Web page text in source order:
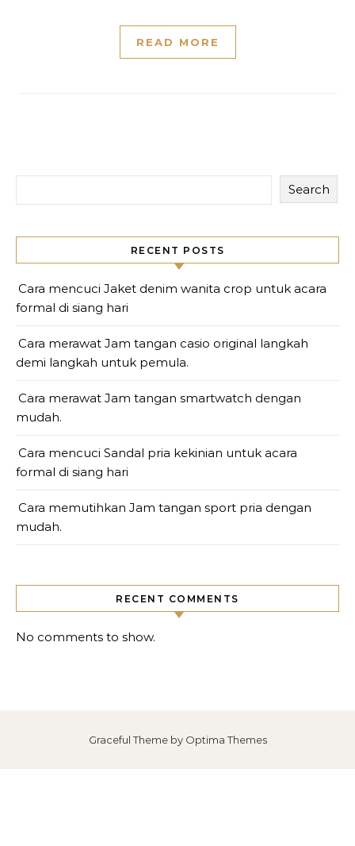
READ MORE
Search
RECENT POSTS
Cara mencuci Jaket denim wanita crop untuk acara
formal di siang hari
Cara merawat Jam tangan casio original langkah
demi langkah untuk pemula.
Cara merawat Jam tangan smartwatch dengan
mudah.
Cara mencuci Sandal pria kekinian untuk acara
formal di siang hari
Cara memutihkan Jam tangan sport pria dengan
mudah.
RECENT COMMENTS
No comments to show.
Graceful Theme by Optima Themes